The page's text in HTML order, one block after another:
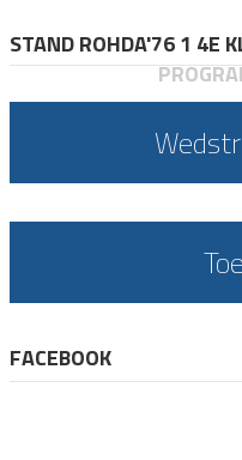
STAND ROHDA'76 1 4E
FACEBOOK